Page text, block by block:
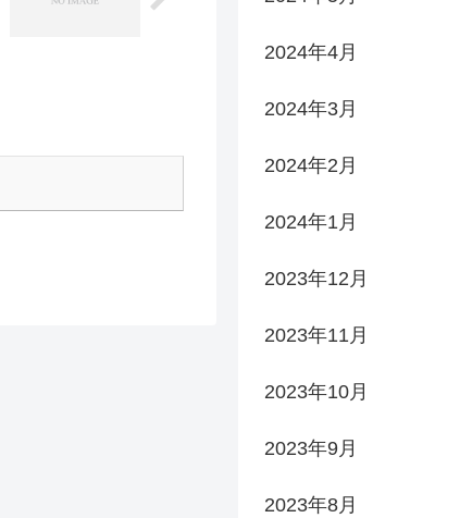
2024年4月
2024年3月
2024年2月
2024年1月
2023年12月
2023年11月
2023年10月
2023年9月
2023年8月